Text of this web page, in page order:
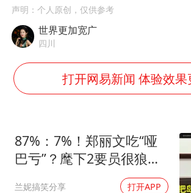
浙江台州《告全
郑丽文：台湾从来
梁家辉百花奖演
声明：个人原创，仅供参考
世界更加宽广
四川
打开网易新闻 体验效果
87%：7%！郑丽文吃“哑
巴亏”？麾下2要员很狼
狈，国民党未来堪忧
兰妮搞笑分享 打开APP